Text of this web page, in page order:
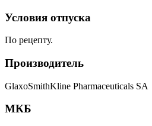
Условия отпуска
По рецепту.
Производитель
GlaxoSmithKline Pharmaceuticals SA
МКБ